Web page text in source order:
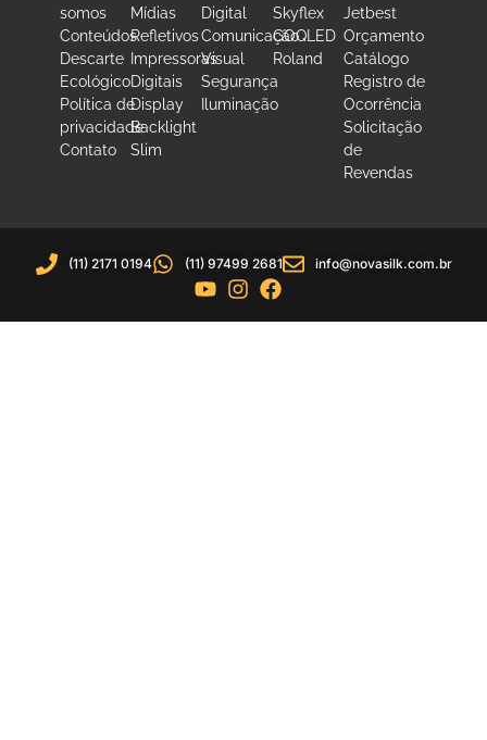
somos
Conteúdos
Descarte
Ecológico
Política de
privacidade
Contato
Mídias
Refletivos
Impressoras
Digitais
Display
Backlight
Slim
Digital
Comunicação
Visual
Segurança
Iluminação
Skyflex
GOQLED
Roland
Jetbest
Orçamento
Catálogo
Registro de
Ocorrência
Solicitação
de
Revendas
(11) 2171 0194 (11) 97499 2681 info@novasilk.com.br